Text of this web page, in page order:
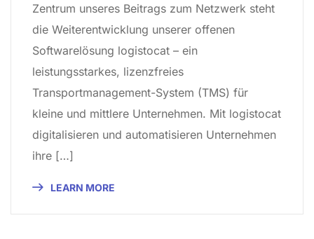
Zentrum unseres Beitrags zum Netzwerk steht
die Weiterentwicklung unserer offenen
Softwarelösung logistocat – ein
leistungsstarkes, lizenzfreies
Transportmanagement-System (TMS) für
kleine und mittlere Unternehmen. Mit logistocat
digitalisieren und automatisieren Unternehmen
ihre […]
LEARN MORE